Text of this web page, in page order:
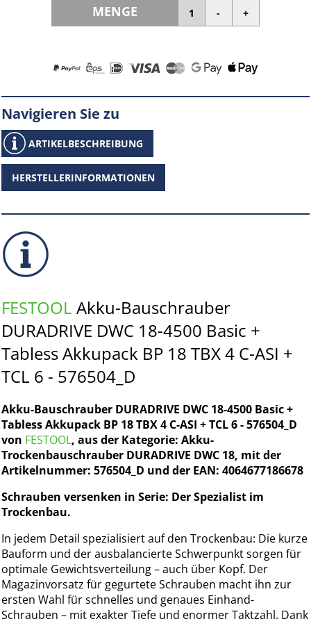
MENGE
Navigieren Sie zu
ARTIKELBESCHREIBUNG
HERSTELLERINFORMATIONEN
FESTOOL Akku-Bauschrauber
DURADRIVE DWC 18-4500 Basic +
Tabless Akkupack BP 18 TBX 4 C-ASI +
TCL 6 - 576504_D
Akku-Bauschrauber DURADRIVE DWC 18-4500 Basic +
Tabless Akkupack BP 18 TBX 4 C-ASI + TCL 6 - 576504_D
von FESTOOL, aus der Kategorie: Akku-
Trockenbauschrauber DURADRIVE DWC 18, mit der
Artikelnummer: 576504_D und der EAN: 4064677186678
Schrauben versenken in Serie: Der Spezialist im
Trockenbau.
In jedem Detail spezialisiert auf den Trockenbau: Die kurze
Bauform und der ausbalancierte Schwerpunkt sorgen für
optimale Gewichtsverteilung – auch über Kopf. Der
Magazinvorsatz für gegurtete Schrauben macht ihn zur
ersten Wahl für schnelles und genaues Einhand-
Schrauben – mit exakter Tiefe und enormer Taktzahl. Dank